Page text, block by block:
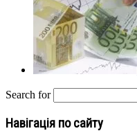
Search for
Навігація по сайту